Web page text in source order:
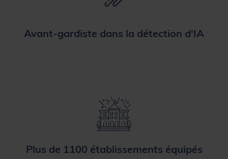
Avant-gardiste dans la détection d'IA
Plus de 1100 établissements équipés